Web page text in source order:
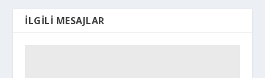
İLGILI MESAJLAR